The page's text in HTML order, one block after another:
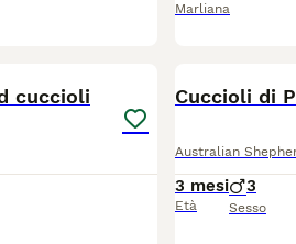
Marliana
cuccioli Cuccioli di
Australian
3 mesi
Età
3
Sesso